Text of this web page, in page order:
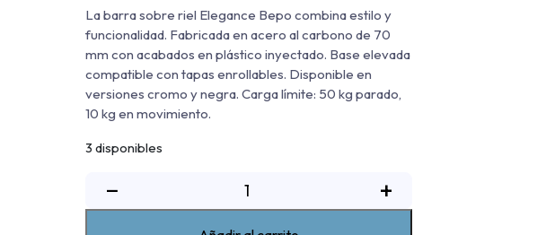
La barra sobre riel Elegance Bepo combina estilo y
funcionalidad. Fabricada en acero al carbono de 70
mm con acabados en plástico inyectado. Base elevada
compatible con tapas enrollables. Disponible en
versiones cromo y negra. Carga límite: 50 kg parado,
10 kg en movimiento.
3 disponibles
− +